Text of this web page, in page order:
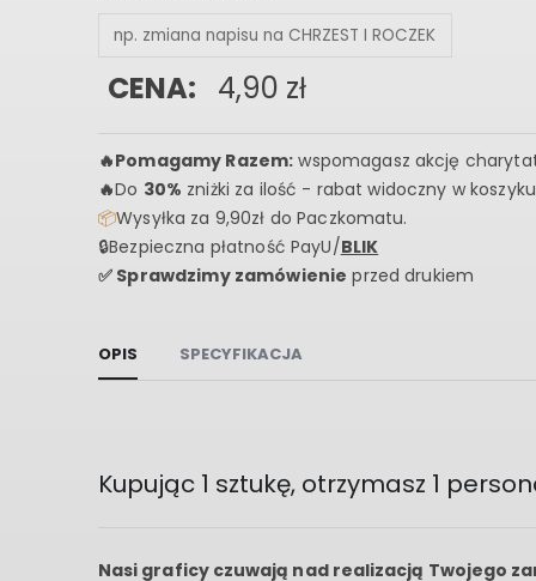
CENA: 4,90 zł
🔥Pomagamy Razem: wspomagasz akcję
🔥Do 30% zniżki za ilość - rabat widoczny w
📦Wysyłka za 9,90zł do Paczkomatu.
🔒Bezpieczna płatność PayU/BLIK
✅ Sprawdzimy zamówienie przed drukiem
OPIS SPECYFIKACJA
Kupując 1 sztukę, otrzymasz 1
Nasi graficy czuwają nad realizacją Twojego